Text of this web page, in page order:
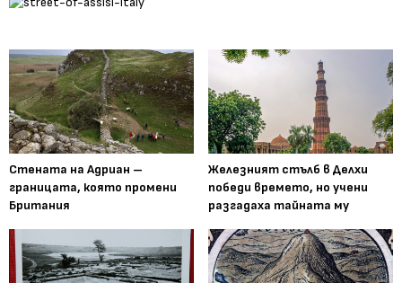
Стената на Адриан –
границата, която промени
Британия
Железният стълб в Делхи
победи времето, но учени
разгадаха тайната му